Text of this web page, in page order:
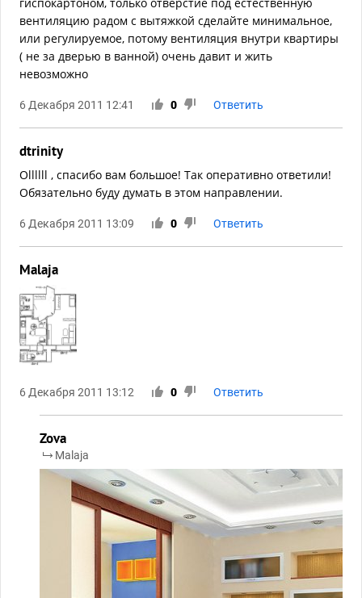
вентиляцию радом с вытяжкой сделайте минимальное,
или регулируемое, потому вентиляция внутри квартиры
( не за дверью в ванной) очень давит и жить
невозможно
6 Декабря 2011 12:41 0 Ответить
dtrinity
Ollllll , спасибо вам большое! Так оперативно ответили!
Обязательно буду думать в этом направлении.
6 Декабря 2011 13:09 0 Ответить
Malaja
6 Декабря 2011 13:12 0 Ответить
Zova
Malaja